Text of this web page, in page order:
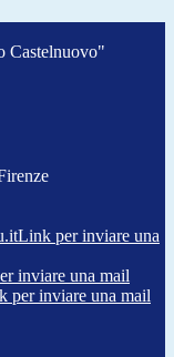
Castelnuovo"
Link per inviare una
inviare una mail
per inviare una mail